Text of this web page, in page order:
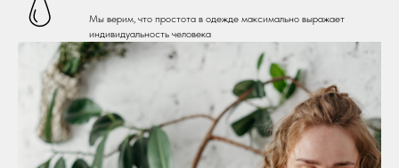
Мы верим, что простота в одежде максимально выражает
индивидуальность человека